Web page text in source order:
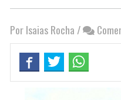
Por Isaias Rocha /